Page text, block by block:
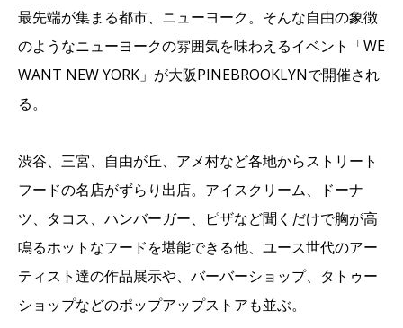
最先端が集まる都市、ニューヨーク。そんな自由の象徴
のようなニューヨークの雰囲気を味わえるイベント「WE
WANT NEW YORK」が大阪PINEBROOKLYNで開催され
る。
渋谷、三宮、自由が丘、アメ村など各地からストリート
フードの名店がずらり出店。アイスクリーム、ドーナ
ツ、タコス、ハンバーガー、ピザなど聞くだけで胸が高
鳴るホットなフードを堪能できる他、ユース世代のアー
ティスト達の作品展示や、バーバーショップ、タトゥー
ショップなどのポップアップストアも並ぶ。